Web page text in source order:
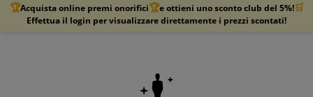
🏆Acquista online premi onorifici🏆e ottieni uno sconto club del 5%!🛒
Effettua il login per visualizzare direttamente i prezzi scontati!